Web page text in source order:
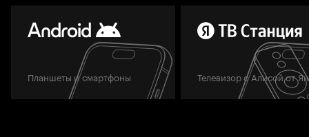
Планшеты и смартфоны Телевизор с Алисой от